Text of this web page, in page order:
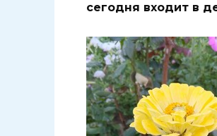
сегодня входит в